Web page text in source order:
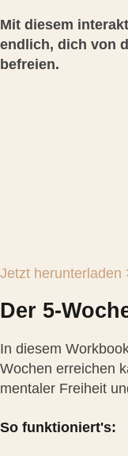
Mit diesem
endlich, dich von
befreien.
Jetzt herunterladen
Der 5-
In diesem
Wochen erreichen
mentaler Freiheit
So funktioniert's: